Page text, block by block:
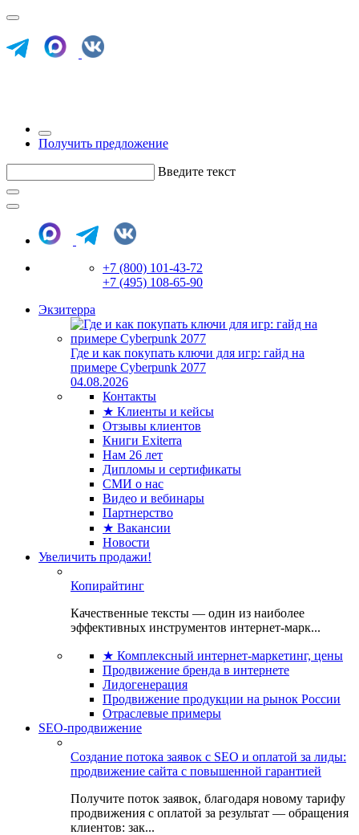
Получить предложение
Введите текст
+7 (800) 101-43-72
+7 (495) 108-65-90
Экзитерра
Где и как покупать ключи для игр: гайд на
примере Cyberpunk 2077
04.08.2026
Контакты
★ Клиенты и кейсы
Отзывы клиентов
Книги Exiterra
Нам 26 лет
Дипломы и сертификаты
СМИ о нас
Видео и вебинары
Партнерство
★ Вакансии
Новости
Увеличить продажи!
Копирайтинг
Качественные тексты — один из наиболее
эффективных инструментов интернет-марк...
★ Комплексный интернет-маркетинг, цены
Продвижение бренда в интернете
Лидогенерация
Продвижение продукции на рынок России
Отраслевые примеры
SEO-продвижение
Создание потока заявок с SEO и оплатой за лиды:
продвижение сайта с повышенной гарантией
Получите поток заявок, благодаря новому тарифу
продвижения с оплатой за результат — обращения
клиентов: зак...